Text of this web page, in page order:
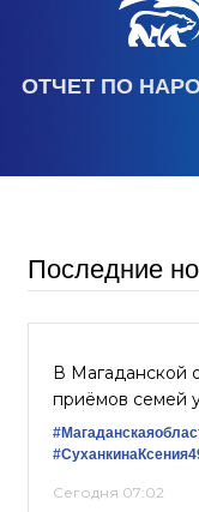
ОТЧЕТ ПО
Последние
В Магаданской
приёмов семей
Сегодня 07:02